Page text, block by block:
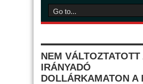
NEM VÁLTOZTATOTT
IRÁNYADÓ
DOLLÁRKAMATON A